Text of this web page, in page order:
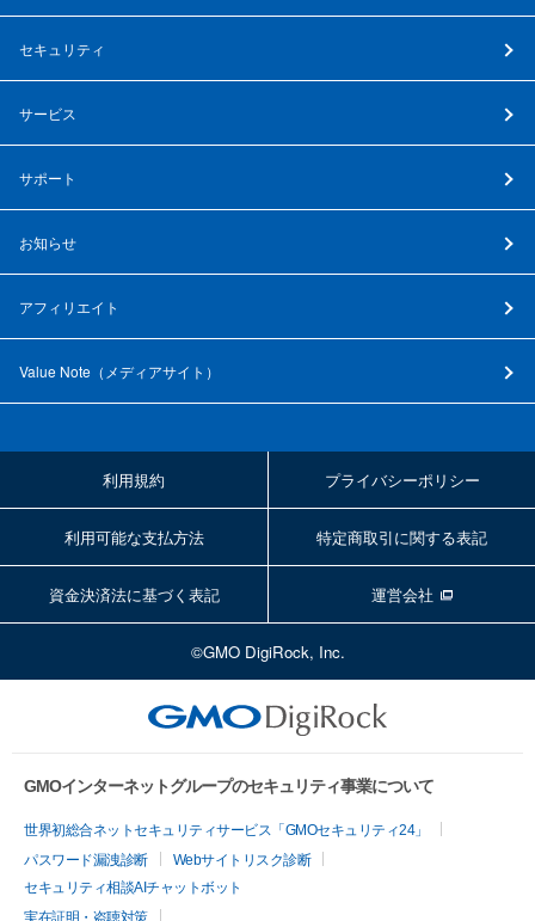
セキュリティ
サービス
サポート
お知らせ
アフィリエイト
Value Note（ メディアサイト ）
利用規約 プライバシーポリシー
利用可能な支払方法 特定商取引に関する表記
資金決済法に基づく表記 運営会社
©GMO DigiRock, Inc.
GMOインターネットグループのセキュリティ事業について
世界初総合ネットセキュリティサービス「GMOセキュリティ24」
パスワード漏洩診断
Webサイトリスク診断
セキュリティ相談AIチャットボット
実在証明・盗聴対策